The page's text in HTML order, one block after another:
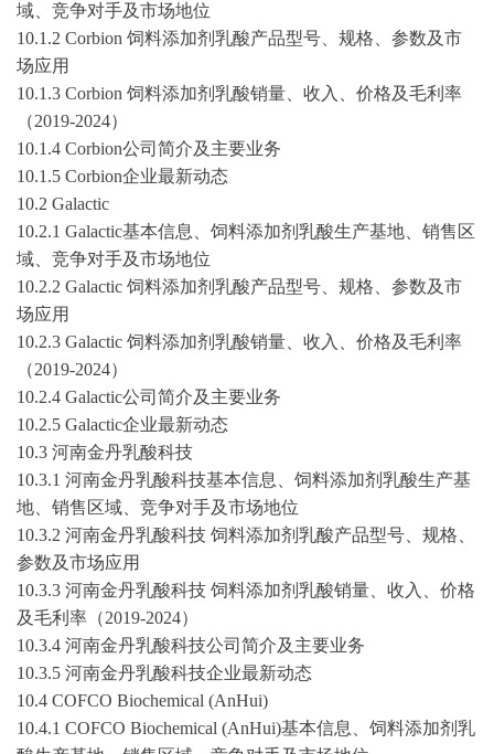
域、竞争对手及市场地位
10.1.2 Corbion 饲料添加剂乳酸产品型号、规格、参数及市
场应用
10.1.3 Corbion 饲料添加剂乳酸销量、收入、价格及毛利率
（2019-2024）
10.1.4 Corbion公司简介及主要业务
10.1.5 Corbion企业最新动态
10.2 Galactic
10.2.1 Galactic基本信息、饲料添加剂乳酸生产基地、销售区
域、竞争对手及市场地位
10.2.2 Galactic 饲料添加剂乳酸产品型号、规格、参数及市
场应用
10.2.3 Galactic 饲料添加剂乳酸销量、收入、价格及毛利率
（2019-2024）
10.2.4 Galactic公司简介及主要业务
10.2.5 Galactic企业最新动态
10.3 河南金丹乳酸科技
10.3.1 河南金丹乳酸科技基本信息、饲料添加剂乳酸生产基
地、销售区域、竞争对手及市场地位
10.3.2 河南金丹乳酸科技 饲料添加剂乳酸产品型号、规格、
参数及市场应用
10.3.3 河南金丹乳酸科技 饲料添加剂乳酸销量、收入、价格
及毛利率（2019-2024）
10.3.4 河南金丹乳酸科技公司简介及主要业务
10.3.5 河南金丹乳酸科技企业最新动态
10.4 COFCO Biochemical (AnHui)
10.4.1 COFCO Biochemical (AnHui)基本信息、饲料添加剂乳